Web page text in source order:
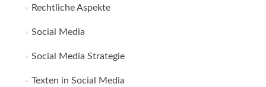
Rechtliche Aspekte
Social Media
Social Media Strategie
Texten in Social Media